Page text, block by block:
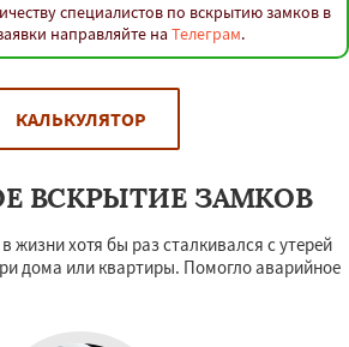
специалистов по вскрытию замков в
направляйте на Телеграм.
КАЛЬКУЛЯТОР
ВСКРЫТИЕ ЗАМКОВ
жизни хотя бы раз сталкивался с утерей
дома или квартиры. Помогло аварийное